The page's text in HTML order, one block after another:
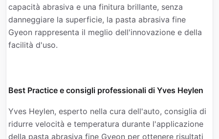
capacità abrasiva e una finitura brillante, senza
danneggiare la superficie, la pasta abrasiva fine
Gyeon rappresenta il meglio dell'innovazione e della
facilità d'uso.
Best Practice e consigli professionali di Yves Heylen
Yves Heylen, esperto nella cura dell'auto, consiglia di
ridurre velocità e temperatura durante l'applicazione
della pasta abrasiva fine Gyeon per ottenere risultati